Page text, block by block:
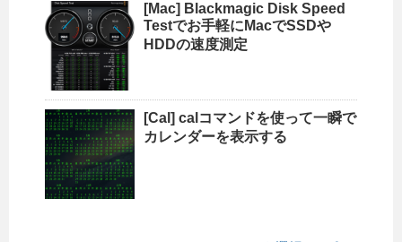
[Mac] Blackmagic Disk Speed
Testでお手軽にMacでSSDや
HDDの速度測定
[Cal] calコマンドを使って一瞬で
カレンダーを表示する